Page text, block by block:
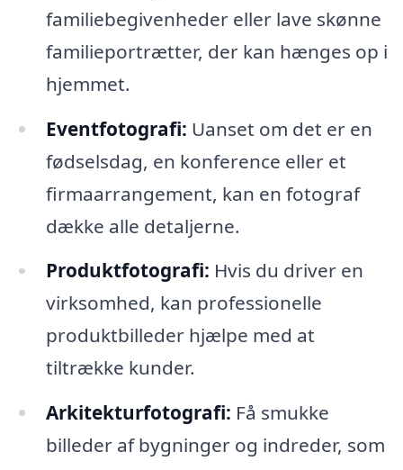
familiebegivenheder eller lave skønne
familieportrætter, der kan hænges op i
hjemmet.
Eventfotografi: Uanset om det er en
fødselsdag, en konference eller et
firmaarrangement, kan en fotograf
dække alle detaljerne.
Produktfotografi: Hvis du driver en
virksomhed, kan professionelle
produktbilleder hjælpe med at
tiltrække kunder.
Arkitekturfotografi: Få smukke
billeder af bygninger og indreder, som